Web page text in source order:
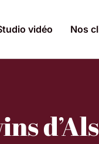
vidéo Nos